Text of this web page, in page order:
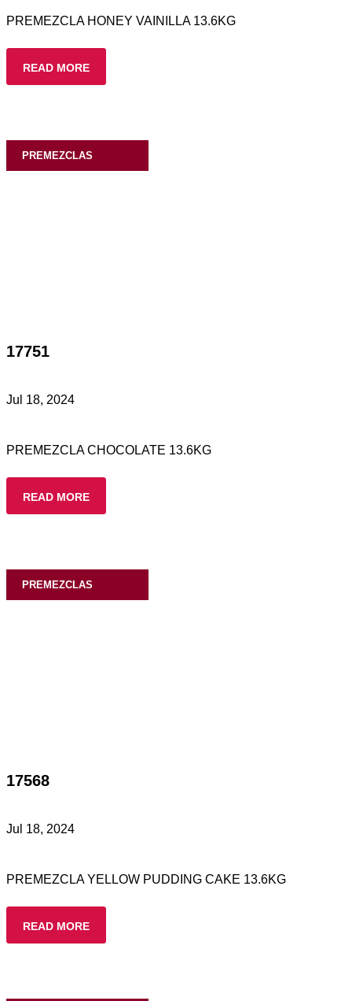
PREMEZCLA HONEY VAINILLA 13.6KG
READ MORE
PREMEZCLAS
17751
Jul 18, 2024
PREMEZCLA CHOCOLATE 13.6KG
READ MORE
PREMEZCLAS
17568
Jul 18, 2024
PREMEZCLA YELLOW PUDDING CAKE 13.6KG
READ MORE